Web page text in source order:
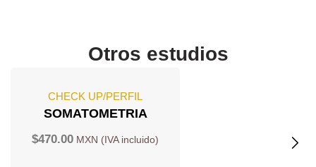
Otros estudios
CHECK UP/PERFIL
SOMATOMETRIA
$470.00